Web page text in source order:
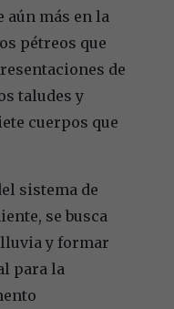
más en la
pétreos que
de
taludes y
cuerpos que
sistema de
se busca
lluvia y formar
para la